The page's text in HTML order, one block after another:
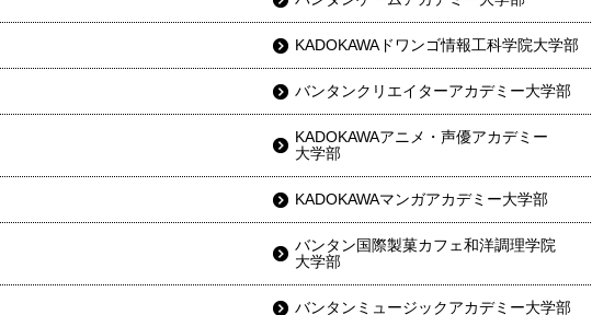
KADOKAWAドワンゴ情報工科学院大学部
バンタンクリエイターアカデミー大学部
KADOKAWAアニメ・声優アカデミー
大学部
KADOKAWAマンガアカデミー大学部
バンタン国際製菓カフェ和洋調理学院
大学部
バンタンミュージックアカデミー大学部